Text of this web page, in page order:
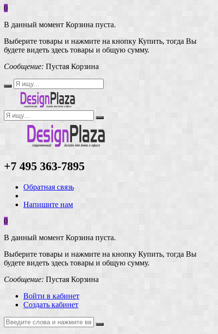
0
В данный момент Корзина пуста.
Выберите товары и нажмите на кнопку Купить, тогда Вы
будете видеть здесь товары и общую сумму.
Сообщение: Пустая Корзина
+7 495 363-7895
Обратная связь
Напишите нам
0
В данный момент Корзина пуста.
Выберите товары и нажмите на кнопку Купить, тогда Вы
будете видеть здесь товары и общую сумму.
Сообщение: Пустая Корзина
Войти в кабинет
Создать кабинет